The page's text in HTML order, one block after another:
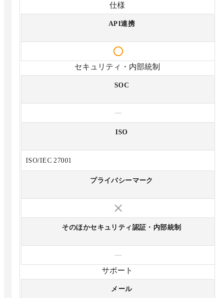
仕様
API連携
セキュリティ・内部統制
SOC
—
ISO
ISO/IEC 27001
プライバシーマーク
そのほかセキュリティ認証・内部統制
—
サポート
メール